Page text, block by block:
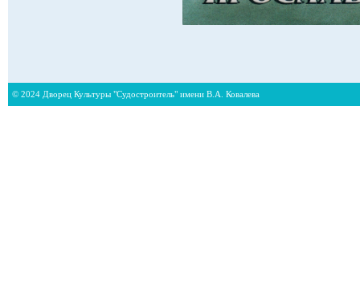
© 2024 Дворец Культуры "Судостроитель" имени В.А. Ковалева